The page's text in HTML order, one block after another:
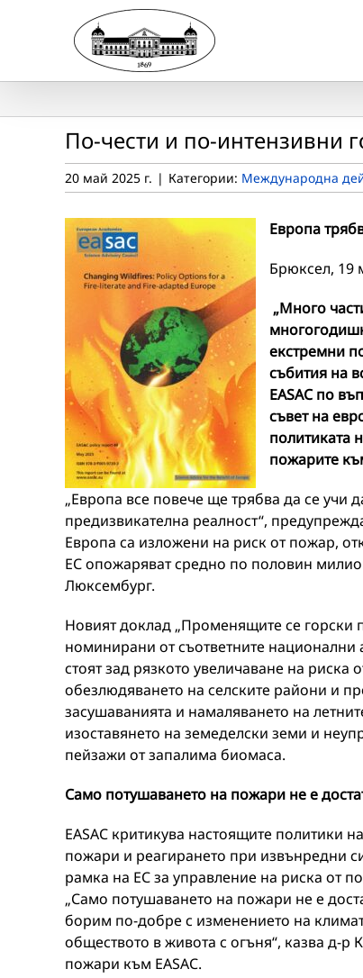
По-чести и по-интензивни
20 май 2025 г. | Категории: Международна
Европа
Брюксел, 19
„Много
екстремни
събития на
EASAC по
съвет на
политиката
пожарите
„Европа все повече ще трябва да се учи
предизвикателна реалност“,
Европа са изложени на риск от пожар,
ЕС опожаряват средно по половин
Люксембург.
Новият доклад „Променящите се горски
номинирани от съответните
стоят зад рязкото увеличаване на
обезлюдяването на селските райони и
засушаванията и намаляването на
изоставянето на земеделски земи и
пейзажи от запалима биомаса.
Само потушаването на пожари не е
EASAC критикува настоящите политики
пожари и реагирането при извънредни
рамка на ЕС за управление на риска от
„Само потушаването на пожари не е
борим по-добре с изменението на
обществото в живота с огъня“, казва д-р
пожари към EASAC.